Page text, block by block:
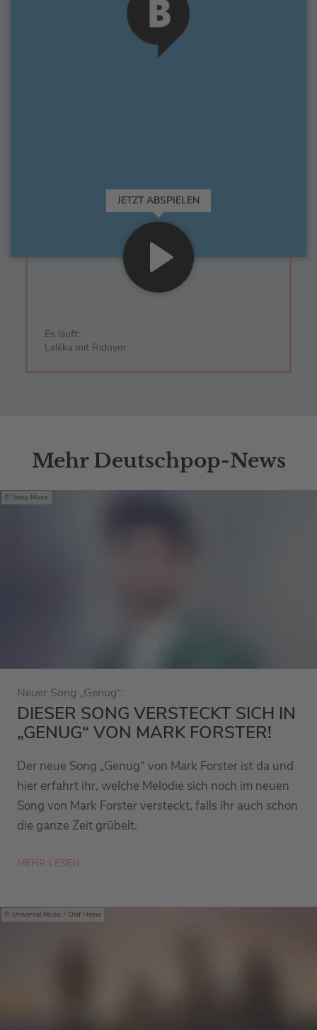
JETZT ABSPIELEN
Es läuft:
Leléka mit Ridnym
Mehr Deutschpop-News
Sony Music
Neuer Song „Genug“:
DIESER SONG VERSTECKT SICH IN
„GENUG“ VON MARK FORSTER!
Der neue Song „Genug“ von Mark Forster ist da und
hier erfahrt ihr, welche Melodie sich noch im neuen
Song von Mark Forster versteckt, falls ihr auch schon
die ganze Zeit grübelt.
MEHR LESEN
Universal Music / Olaf Heine